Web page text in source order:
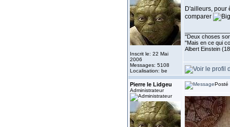
Inscrit le: 22 Mai
2006
Messages: 5108
Localisation: be
D'ailleurs, pour
comparer
''Deux choses
"Mais en ce qui
Albert Einstein
Pierre le Lidgeu
Administrateur
Posté